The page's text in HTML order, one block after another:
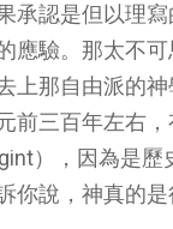
承認是但以理
應驗。那太不
上那自由派的
前三百年左右
），因為是
你說，神真的